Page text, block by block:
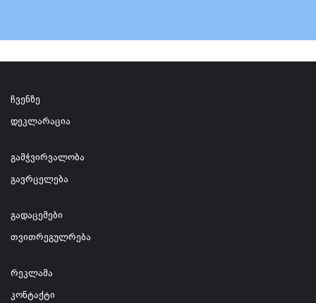
ჩვენზე
დეკლარაცია
გამჭვირვალობა
გავრცელება
გადაცემები
თვითრეგულრება
რეკლამა
კონტაქტი